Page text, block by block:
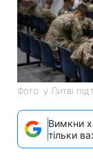
Фото: у Литві
Вимкни
тільки